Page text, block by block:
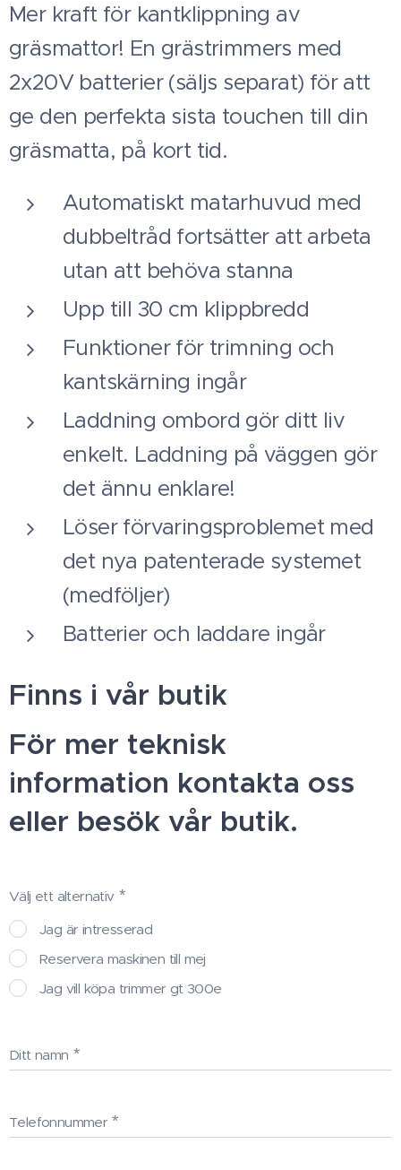
Mer kraft för kantklippning av
gräsmattor! En grästrimmers med
2x20V batterier (säljs separat) för att
ge den perfekta sista touchen till din
gräsmatta, på kort tid.
Automatiskt matarhuvud med
dubbeltråd fortsätter att arbeta
utan att behöva stanna
Upp till 30 cm klippbredd
Funktioner för trimning och
kantskärning ingår
Laddning ombord gör ditt liv
enkelt. Laddning på väggen gör
det ännu enklare!
Löser förvaringsproblemet med
det nya patenterade systemet
(medföljer)
Batterier och laddare ingår
Finns i vår butik
För mer teknisk
information kontakta oss
eller besök vår butik.
Välj ett alternativ
Jag är intresserad
Reservera maskinen till mej
Jag vill köpa trimmer gt 300e
Ditt namn
Telefonnummer